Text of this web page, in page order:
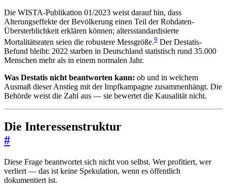
Die WISTA-Publikation 01/2023 weist darauf hin, dass
Alterungseffekte der Bevölkerung einen Teil der Rohdaten-
Übersterblichkeit erklären können; altersstandardisierte
Mortalitätsraten seien die robustere Messgröße.9 Der Destatis-
Befund bleibt: 2022 starben in Deutschland statistisch rund 35.000
Menschen mehr als in einem normalen Jahr.
Was Destatis nicht beantworten kann: ob und in welchem
Ausmaß dieser Anstieg mit der Impfkampagne zusammenhängt. Die
Behörde weist die Zahl aus — sie bewertet die Kausalität nicht.
Die Interessenstruktur
#
Diese Frage beantwortet sich nicht von selbst. Wer profitiert, wer
verliert — das ist keine Spekulation, wenn es öffentlich
dokumentiert ist.